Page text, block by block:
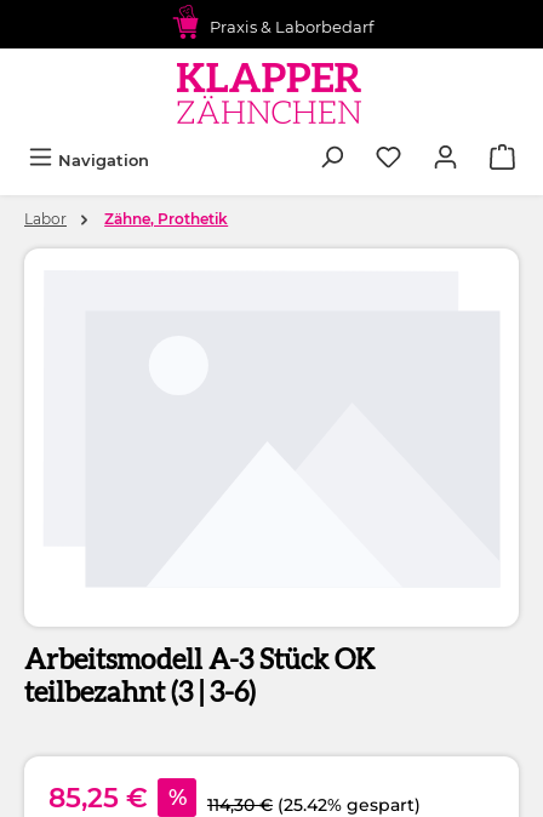
Praxis & Laborbedarf
Navigation
Labor Zähne, Prothetik
Arbeitsmodell A-3 Stück OK
teilbezahnt (3 | 3-6)
85,25 € % 114,30 € (25.42% gespart)